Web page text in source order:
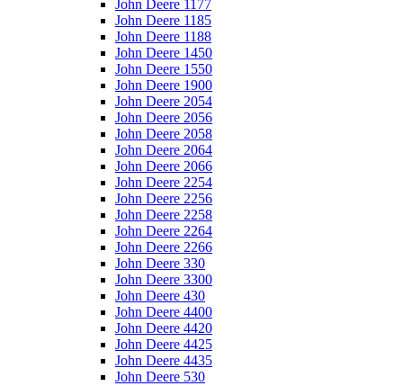
John Deere 1177
John Deere 1185
John Deere 1188
John Deere 1450
John Deere 1550
John Deere 1900
John Deere 2054
John Deere 2056
John Deere 2058
John Deere 2064
John Deere 2066
John Deere 2254
John Deere 2256
John Deere 2258
John Deere 2264
John Deere 2266
John Deere 330
John Deere 3300
John Deere 430
John Deere 4400
John Deere 4420
John Deere 4425
John Deere 4435
John Deere 530